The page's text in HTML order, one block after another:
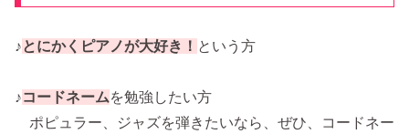
♪とにかく ピアノが大好き！ という方
♪コードネームを勉強したい方
ポピュラー、ジャズを弾きたいなら、ぜひ、コードネー